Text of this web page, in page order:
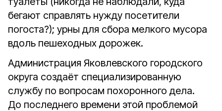
бегают справлять нужду посетители
погоста?); урны для сбора мелкого мусора
вдоль пешеходных дорожек.
Администрация Яковлевского городского
округа создаёт специализированную
службу по вопросам похоронного дела.
До последнего времени этой проблемой